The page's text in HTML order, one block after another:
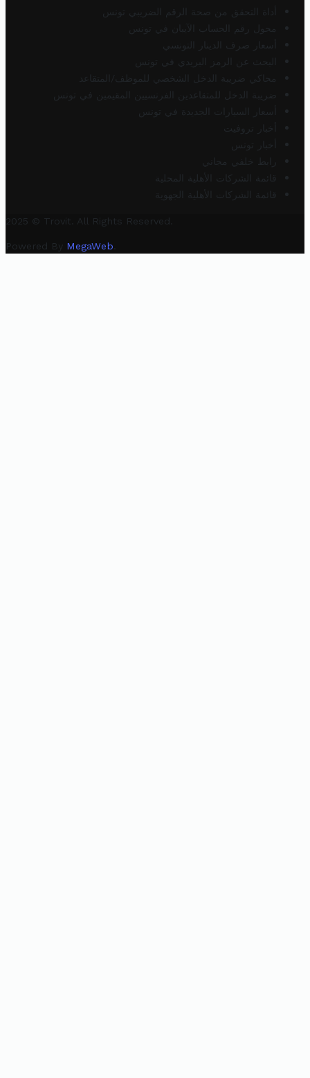
أداة التحقق من صحة الرقم الضريبي تونس
محول رقم الحساب الآيبان في تونس
أسعار صرف الدينار التونسي
البحث عن الرمز البريدي في تونس
محاكي ضريبة الدخل الشخصي للموظف/المتقاعد
ضريبة الدخل للمتقاعدين الفرنسيين المقيمين في تونس
أسعار السيارات الجديدة في تونس
أخبار تروفيت
أخبار تونس
رابط خلفي مجاني
قائمة الشركات الأهلية المحلية
قائمة الشركات الأهلية الجهوية
2025 © Trovit. All Rights Reserved.
Powered By MegaWeb